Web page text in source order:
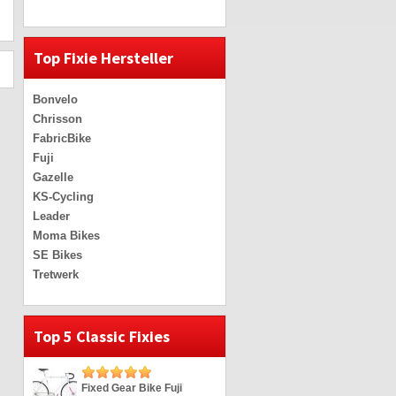
Top Fixie Hersteller
Bonvelo
Chrisson
FabricBike
Fuji
Gazelle
KS-Cycling
Leader
Moma Bikes
SE Bikes
Tretwerk
Top 5 Classic Fixies
Fixed Gear Bike Fuji